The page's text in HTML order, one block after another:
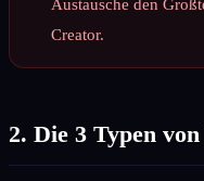
Creator.
2. Die 3 Typen